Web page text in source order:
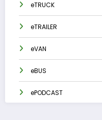
eTRUCK
eTRAILER
eVAN
eBUS
ePODCAST